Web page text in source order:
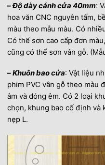
–Độ dày cánh cửa 40mm:
hoa văn CNC nguyên tấm,
màu theo mẫu màu. Có
Có thể sơn cao cấp đơn
cũng có thể sơn vân gỗ.
–Khuôn bao cửa: Vật liệu
phim PVC vân gỗ theo màu
âm và đóng êm. Có 2 loại
chọn, khung bao cố định và
nẹp L.